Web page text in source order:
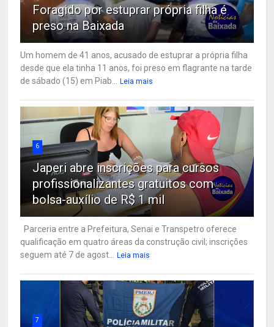
Foragido por estuprar própria filha é
preso na Baixada
Um homem de 41 anos, acusado de estuprar a própria filha
desde que ela tinha 11 anos, foi preso em flagrante na tarde
de sábado (15) em Piab...
Leia mais
6
Japeri abre inscrições para cursos
profissionalizantes gratuitos com
bolsa-auxílio de R$ 1 mil
Parceria entre a Prefeitura, Senai e Transpetro oferece
qualificação em quatro áreas da construção civil; inscrições
seguem até 7 de agost...
Leia mais
7